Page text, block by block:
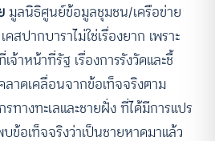
มูลนิธิศูนย์ข้อมูลชุมชน/เครือข่าย
สปากบาราไม่ใช่เรื่องยาก เพราะ
าหน้าที่รัฐ เรื่องการรังวัดและชี้
าดเคลื่อนจากข้อเท็จจริงตาม
างทะเลและชายฝั่ง ที่ได้มีการแปร
อเท็จจริงว่าเป็นชายหาดมาแล้ว